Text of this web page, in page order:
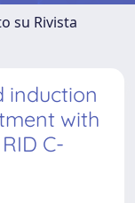
su Rivista
induction
with
C-